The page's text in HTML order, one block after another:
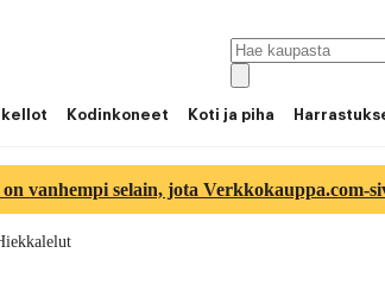
kellot Kodinkoneet Koti ja piha
on vanhempi selain, jota Verkkokauppa.com-